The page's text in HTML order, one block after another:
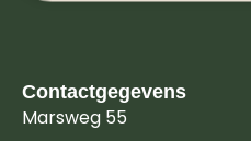
Contactgegevens
Marsweg 55